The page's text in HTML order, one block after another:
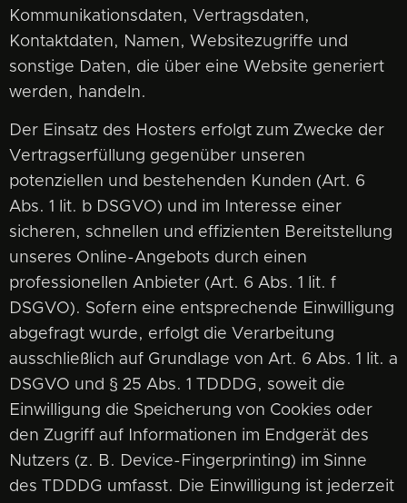
Kommunikationsdaten, Vertragsdaten,
Kontaktdaten, Namen, Websitezugriffe und
sonstige Daten, die über eine Website generiert
werden, handeln.
Der Einsatz des Hosters erfolgt zum Zwecke der
Vertragserfüllung gegenüber unseren
potenziellen und bestehenden Kunden (Art. 6
Abs. 1 lit. b DSGVO) und im Interesse einer
sicheren, schnellen und effizienten Bereitstellung
unseres Online-Angebots durch einen
professionellen Anbieter (Art. 6 Abs. 1 lit. f
DSGVO). Sofern eine entsprechende Einwilligung
abgefragt wurde, erfolgt die Verarbeitung
ausschließlich auf Grundlage von Art. 6 Abs. 1 lit. a
DSGVO und § 25 Abs. 1 TDDDG, soweit die
Einwilligung die Speicherung von Cookies oder
den Zugriff auf Informationen im Endgerät des
Nutzers (z. B. Device-Fingerprinting) im Sinne
des TDDDG umfasst. Die Einwilligung ist jederzeit